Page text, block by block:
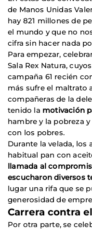
de Manos Unidas
hay 821 millones de
el mundo y que no
cifra sin hacer nada
Para empezar,
Sala Rex Natura,
campaña 61 recién
más sufre el maltrato
compañeras de la
tenido la motivación
hambre y la pobreza
con los pobres.
Durante la velada, los
habitual pan con
llamada al
escucharon diversos
lugar una rifa que se
generosidad de
Carrera contra
Por otra parte, se